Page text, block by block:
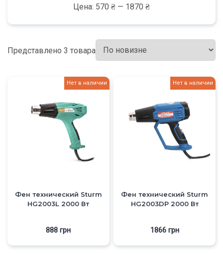
Цена: 570 ₴ — 1870 ₴
Представлено 3 товара
Нет в наличии
Фен технический Sturm
HG2003L 2000 Вт
888грн
Нет в наличии
Фен технический Sturm
HG2003DP 2000 Вт
1866 грн